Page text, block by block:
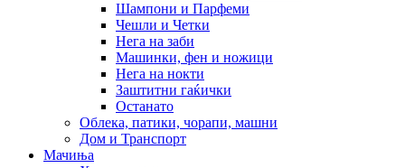
Шампони и Парфеми
Чешли и Четки
Нега на заби
Машинки, фен и ножици
Нега на нокти
Заштитни гаќички
Останато
Облека, патики, чорапи, машни
Дом и Транспорт
Мачиња